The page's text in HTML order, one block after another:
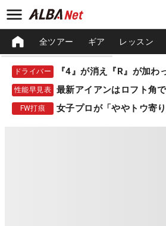
全ツアー ギア レッスン
ドライバー
性能早見表 最新アイアンはロフト角で
FW打痕 女子プロが「ややトウ寄